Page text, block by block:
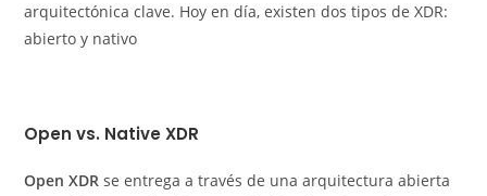
arquitectónica clave. Hoy en día, existen dos tipos de XDR:
abierto y nativo
Open vs. Native XDR
Open XDR se entrega a través de una arquitectura abierta